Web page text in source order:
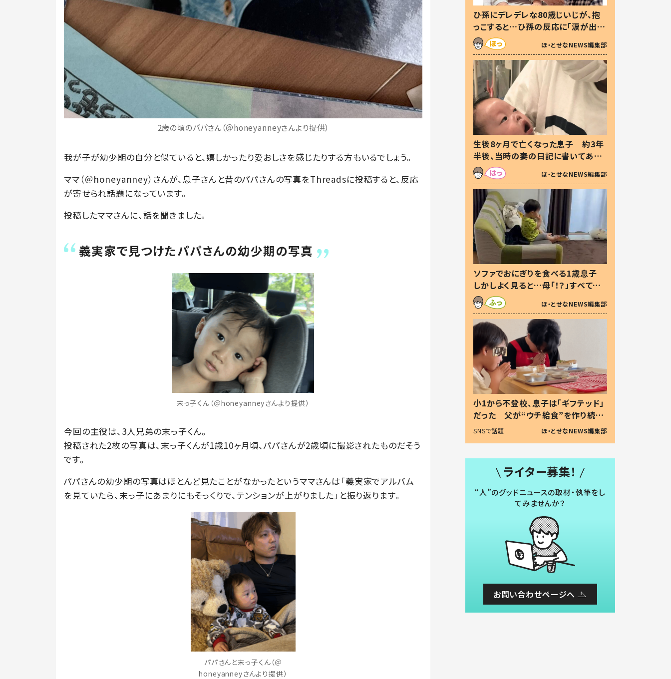
2歳の頃のパパさん（＠honeyanneyさんより提供）
我が子が幼少期の自分と似ていると、嬉しかったり愛おしさを感じたりする方もいるでしょう。
ママ（＠honeyanney）さんが、息子さんと昔のパパさんの写真をThreadsに投稿すると、反応
が寄せられ話題になっています。
投稿したママさんに、話を聞きました。
義実家で見つけたパパさんの幼少期の写真
末っ子くん（＠honeyanneyさんより提供）
今回の主役は、3人兄弟の末っ子くん。
投稿された2枚の写真は、末っ子くんが1歳10ヶ月頃、パパさんが2歳頃に撮影されたものだそう
です。
パパさんの幼少期の写真はほとんど見たことがなかったというママさんは「義実家でアルバム
を見ていたら、末っ子にあまりにもそっくりで、テンションが上がりました」と振り返ります。
パパさんと末っ子くん（＠
honeyanneyさんより提供）
ひ孫にデレデレな80歳じいじが、抱
っこすると…ひ孫の反応に「涙が出ま
した」「可愛くて仕方ない」
ほ・とせなNEWS編集部
生後8ヶ月で亡くなった息子 約3年
半後、当時の妻の日記に書いてあっ
た本音とは
ほ・とせなNEWS編集部
ソファでおにぎりを食べる1歳息子
しかしよく見ると…母「！？」すべてを
察した母の投稿に「可愛いから許
す！」「現行犯〜」
ほ・とせなNEWS編集部
小1から不登校、息子は「ギフテッド」
だった 父が“ウチ給食”を作り続け
る理由とは #令和の親 #令和の子
SNSで話題 ほ・とせなNEWS編集部
ライター募集！
“人”のグッドニュースの取材・執筆をし
てみませんか？
お問い合わせページへ